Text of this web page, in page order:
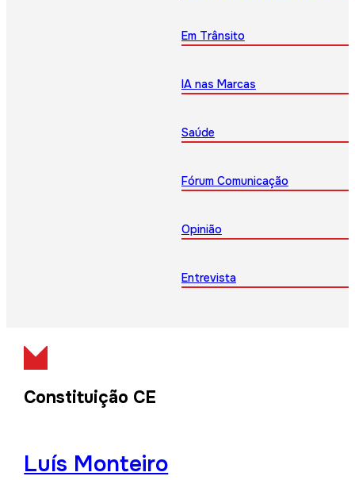
Em Trânsito
IA nas Marcas
Saúde
Fórum Comunicação
Opinião
Entrevista
Constituição CE
Luís Monteiro